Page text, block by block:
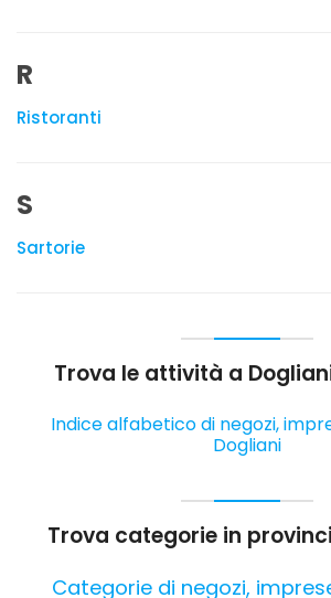
R
Ristoranti
S
Sartorie
Trova le attività a
Indice alfabetico di negozi,
Dogliani
Trova categorie in
Categorie di negozi,